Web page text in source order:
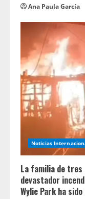
Ana Paula García
Noticias
La familia de tres
devastador
Wylie Park ha